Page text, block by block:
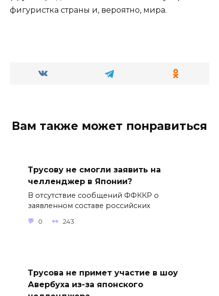
фигуристка страны и, вероятно, мира.
Вам также может понравиться
Трусову не смогли заявить на
челленджер в Японии?
В отсутствие сообщений ФФККР о
заявленном составе российских
0 243
Трусова не примет участие в шоу
Авербуха из-за японского